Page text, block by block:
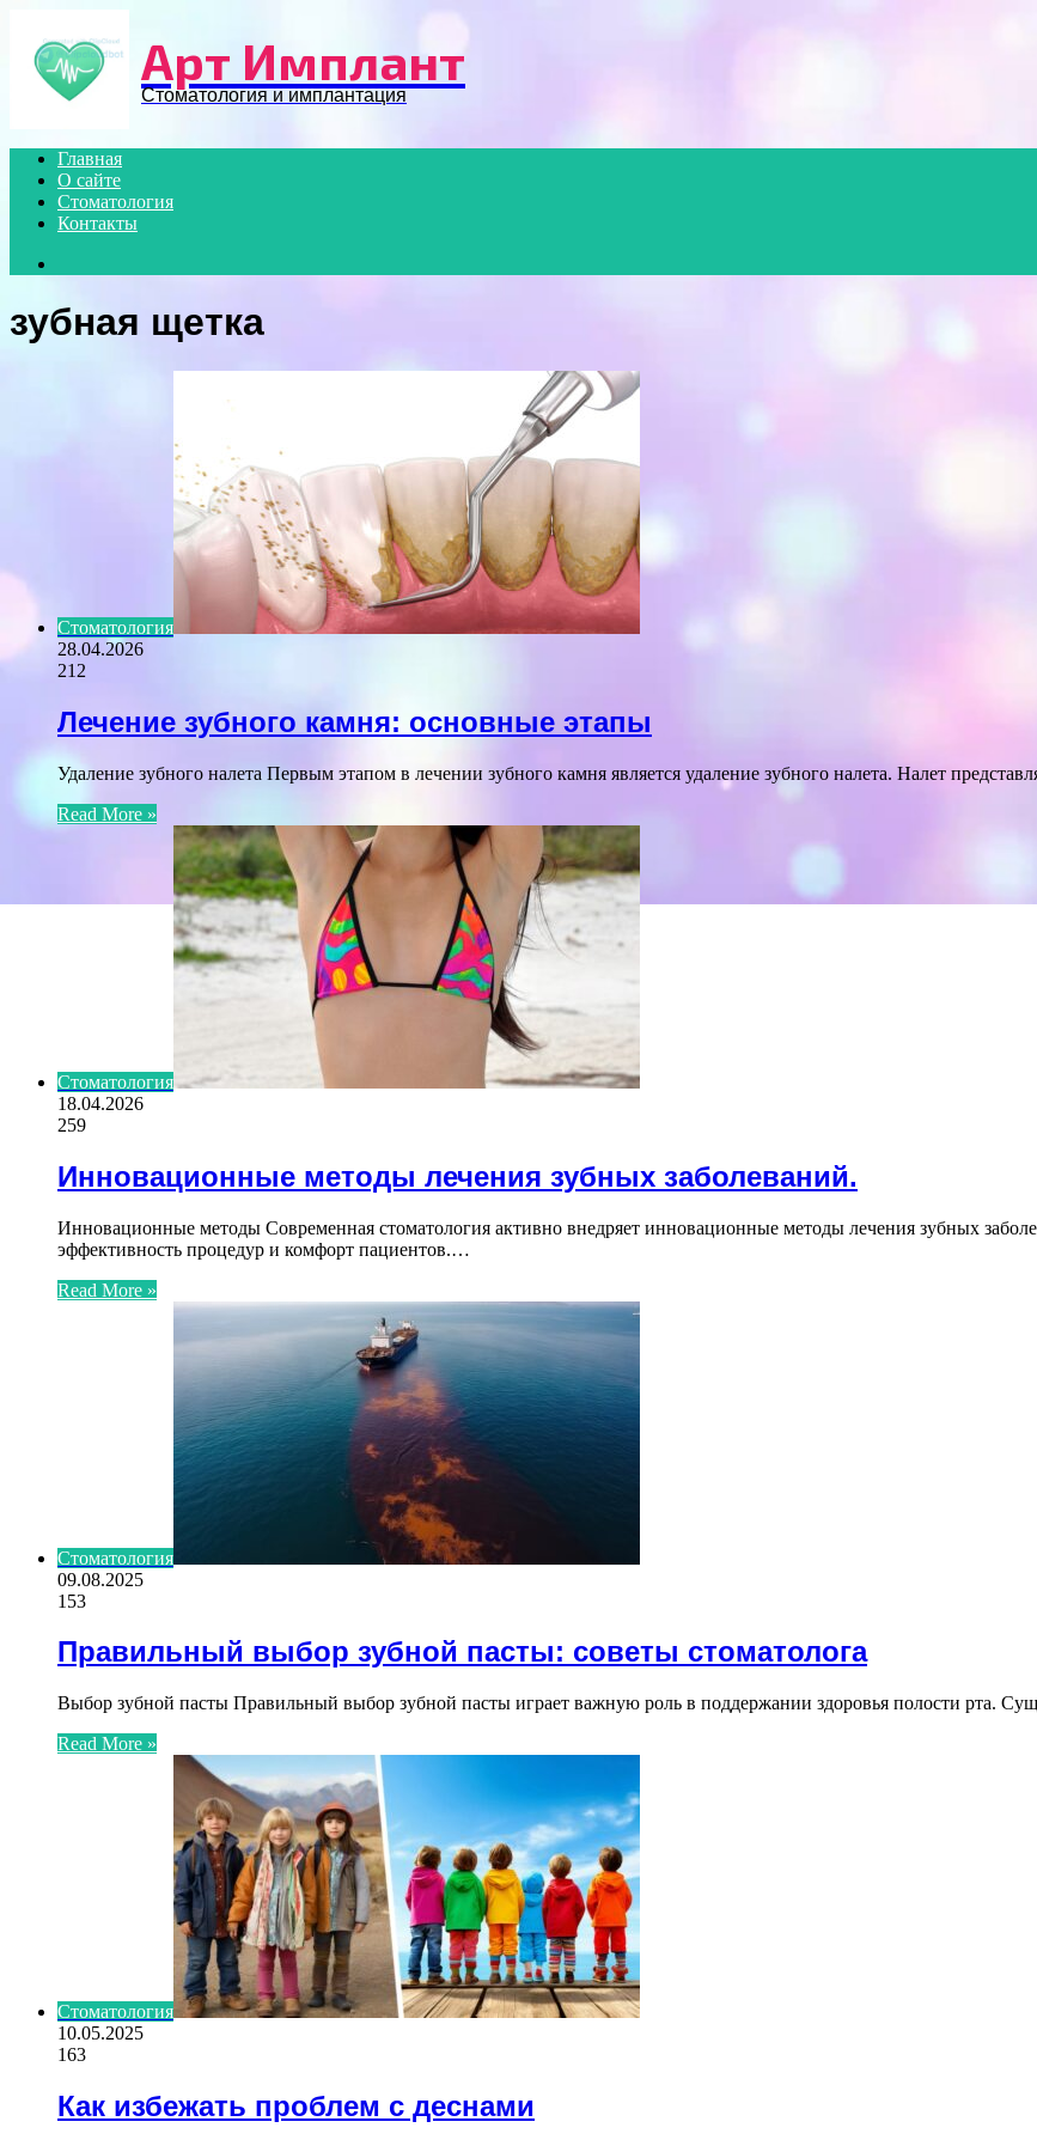
Арт Имплант
Стоматология и имплантация
Главная
О сайте
Стоматология
Контакты
зубная щетка
Стоматология
28.04.2026
212
Лечение зубного камня: основные этапы
Удаление зубного налета Первым этапом в лечении зубного камня является удаление зубного налета. Налет
Read More »
Стоматология
18.04.2026
259
Инновационные методы лечения зубных заболеваний.
Инновационные методы Современная стоматология активно внедряет инновационные методы лечения зубных
эффективность процедур и комфорт пациентов.…
Read More »
Стоматология
09.08.2025
153
Правильный выбор зубной пасты: советы стоматолога
Выбор зубной пасты Правильный выбор зубной пасты играет важную роль в поддержании здоровья полости рта.
Read More »
Стоматология
10.05.2025
163
Как избежать проблем с деснами